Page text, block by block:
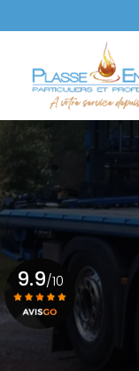
au
principal
9.9/10